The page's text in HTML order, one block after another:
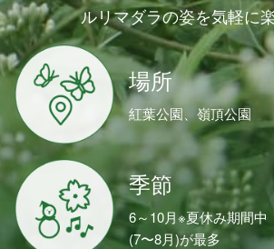
ルリマダラの姿を気軽に
場所
紅葉公園、嶺頂公園
季節
6～10月※夏休み期間中
(7〜8月)が最多